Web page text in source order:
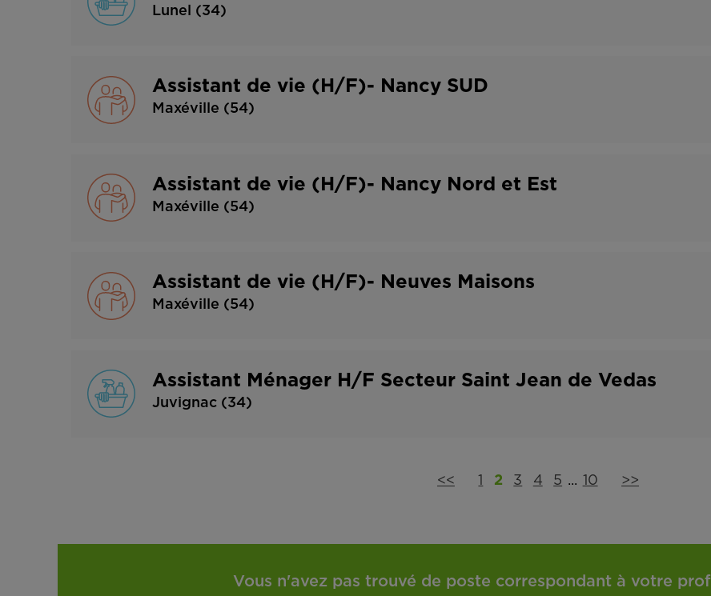
Lunel (34)
Assistant de vie (H/F)- Nancy SUD
Maxéville (54)
Assistant de vie (H/F)- Nancy Nord et Est
Maxéville (54)
Assistant de vie (H/F)- Neuves Maisons
Maxéville (54)
Assistant Ménager H/F Secteur Saint Jean de Vedas
Juvignac (34)
<< 1 2 3 4 5 ... 10 >>
Vous n'avez pas trouvé de poste correspondant à votre